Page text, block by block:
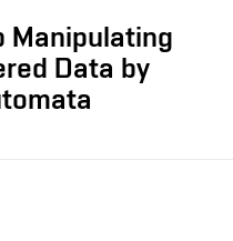
Manipulating
Data by